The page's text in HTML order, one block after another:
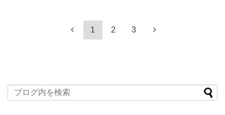
1 2 3